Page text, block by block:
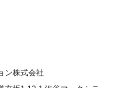
ン株式会社